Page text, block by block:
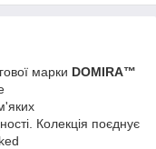
марки DOMIRA™
Колекція поєднує